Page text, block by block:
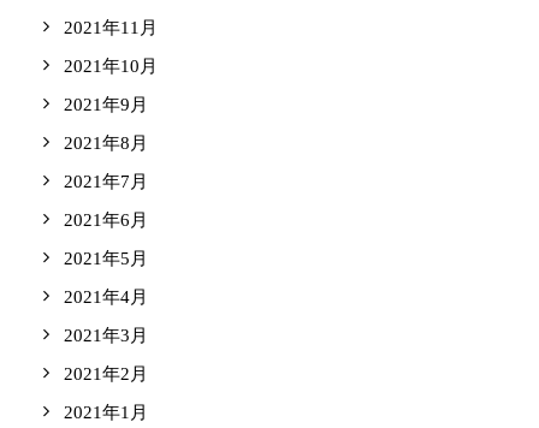
2021年11月
2021年10月
2021年9月
2021年8月
2021年7月
2021年6月
2021年5月
2021年4月
2021年3月
2021年2月
2021年1月